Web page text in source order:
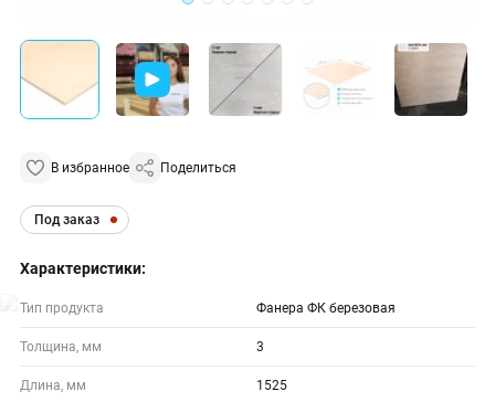
В избранное Поделиться
Под заказ
Характеристики:
Тип продукта Фанера ФК березовая
Толщина, мм 3
Длина, мм 1525